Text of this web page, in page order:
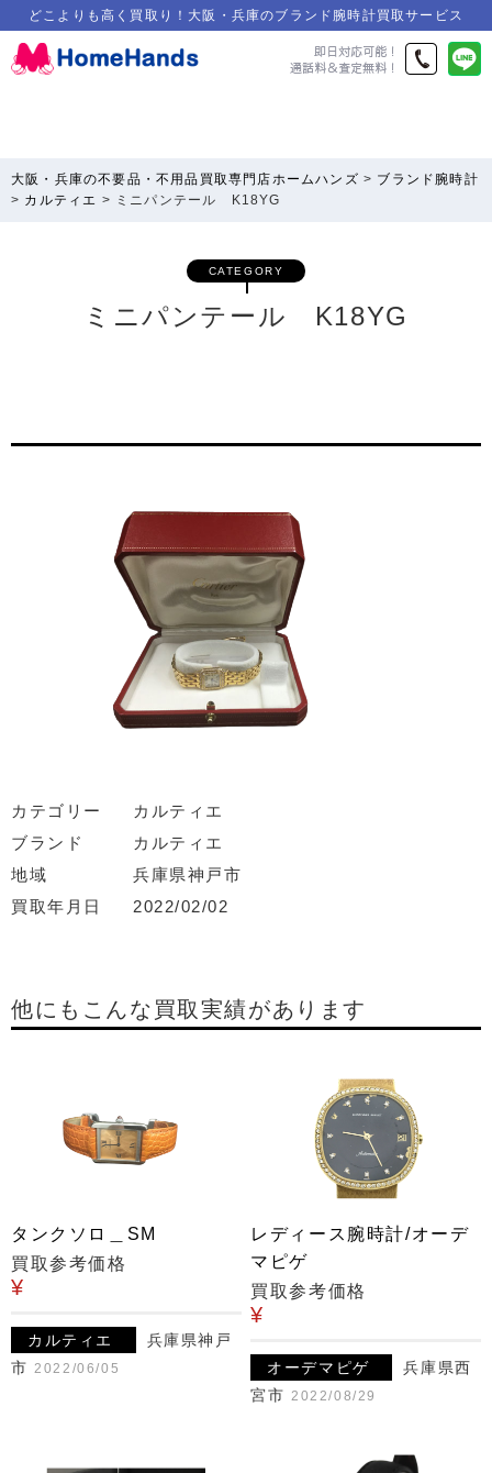
どこよりも高く買取り！大阪・兵庫のブランド腕時計買取サービス
大阪・兵庫の不要品・不用品買取専門店ホームハンズ > ブランド腕時計
> カルティエ > ミニパンテール K18YG
CATEGORY
ミニパンテール K18YG
カテゴリー
カルティエ
ブランド
カルティエ
地域
兵庫県神戸市
買取年月日
2022/02/02
他にもこんな買取実績があります
タンクソロ＿SM
買取参考価格
¥
カルティエ
兵庫県神戸
市 2022/06/05
レディース腕時計/オーデ
マピゲ
買取参考価格
¥
オーデマピゲ
兵庫県西
宮市 2022/08/29